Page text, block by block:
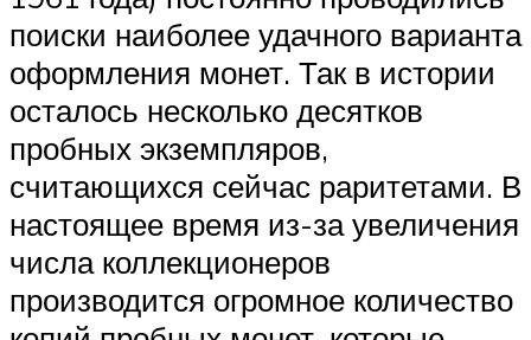
поиски наиболее удачного варианта
оформления монет. Так в истории
осталось несколько десятков
пробных экземпляров,
считающихся сейчас раритетами. В
настоящее время из-за увеличения
числа коллекционеров
производится огромное количество